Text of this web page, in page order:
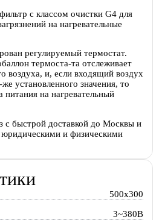
с классом очистки G4 для
на нагревательные
регулируемый термостат.
термоста-та отслеживает
воздуха, и, если входящий воздух
установленного значения, то
питания на нагревательный
с быстрой доставкой до Москвы и
и физическими
500x300
3~380В